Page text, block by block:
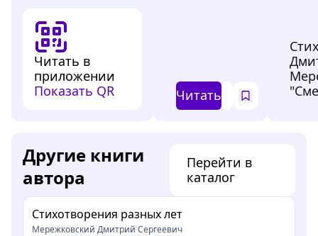
Читать в
приложении
Показать QR
Читать
Другие книги
автора
Перейти в
каталог
Стихотворения разных лет
Мережковский Дмитрий Сергеевич